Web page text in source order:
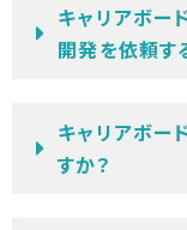
キャリアボー
開発を依頼す
キャリアボー
すか？